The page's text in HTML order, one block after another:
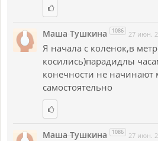
Маша Тушкина 1086 27 июн.
Я начала с коленок,в
косились)парадидлы
конечности не начинают
самостоятельно
Маша Тушкина 1086 27 июн.